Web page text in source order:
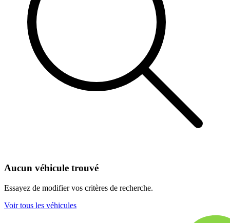
Aucun véhicule trouvé
Essayez de modifier vos critères de recherche.
Voir tous les véhicules